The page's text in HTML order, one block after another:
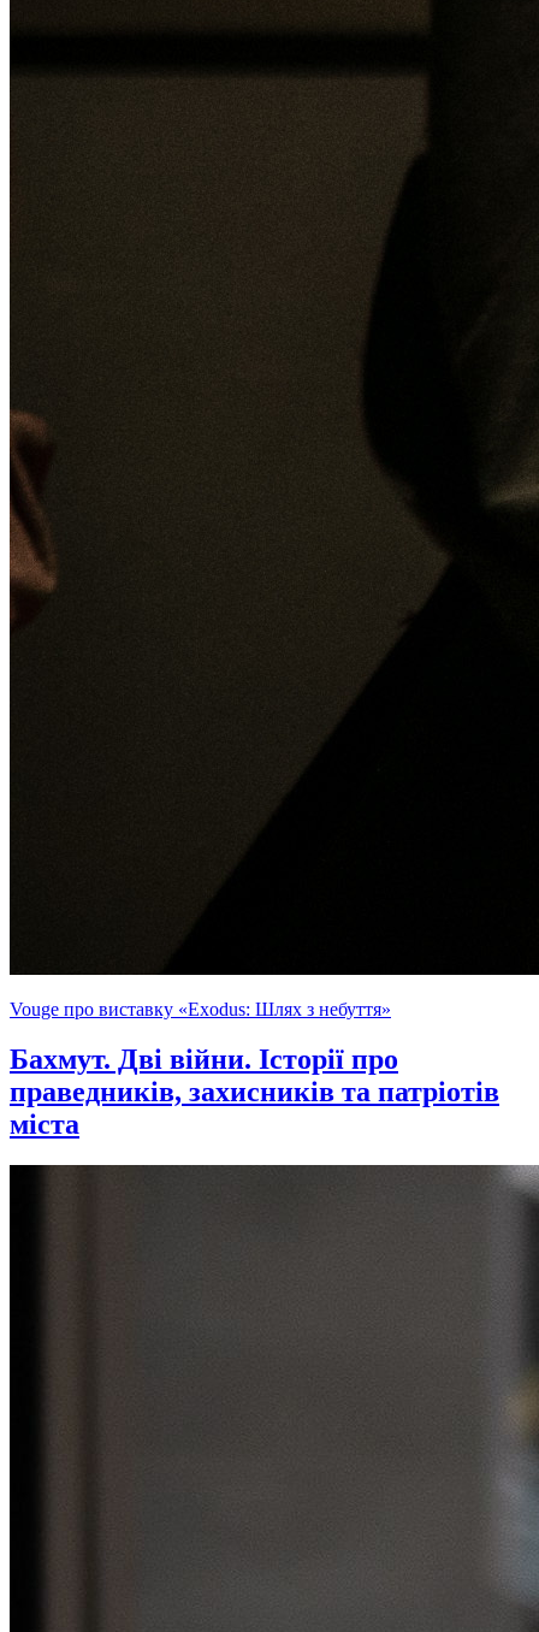
Vouge про виставку «Exodus: Шлях з небуття»
Бахмут. Дві війни. Історії про
праведників, захисників та патріотів
міста